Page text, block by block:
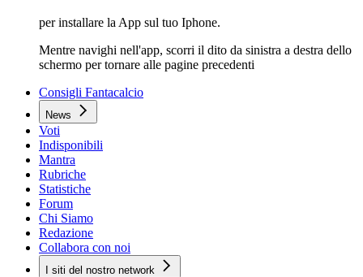
per installare la App sul tuo Iphone.
Mentre navighi nell'app, scorri il dito da sinistra a destra dello
schermo per tornare alle pagine precedenti
Consigli Fantacalcio
News
Voti
Indisponibili
Mantra
Rubriche
Statistiche
Forum
Chi Siamo
Redazione
Collabora con noi
I siti del nostro network